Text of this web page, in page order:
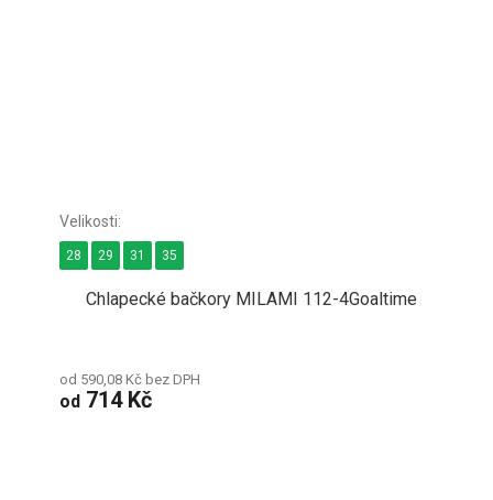
Chlapecké bačkory MILAMI 112-4Goaltime
od 590,08 Kč bez DPH
od 714 Kč
28 29 31 35